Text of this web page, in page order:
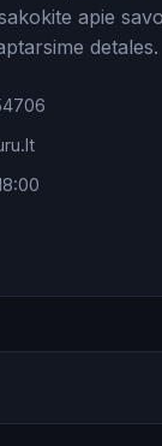
apie
detales.